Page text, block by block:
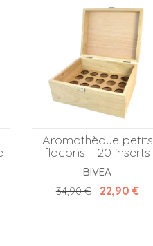
Aromathèque petits
flacons - 20 inserts
BIVEA
Prix de base
34,90 € Prix
22,90 €